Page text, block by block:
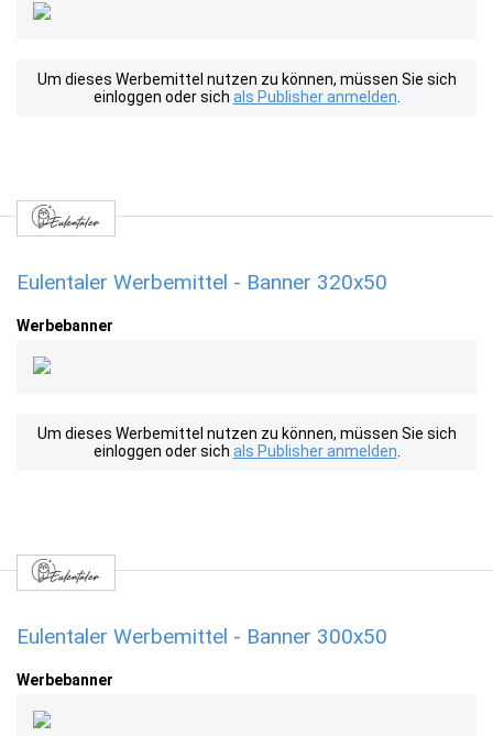
Um dieses Werbemittel nutzen zu können, müssen Sie sich
einloggen oder sich als Publisher anmelden
Eulentaler Werbemittel - Banner 320x50
Werbebanner
Um dieses Werbemittel nutzen zu können, müssen Sie sich
einloggen oder sich als Publisher anmelden
Eulentaler Werbemittel - Banner 300x50
Werbebanner